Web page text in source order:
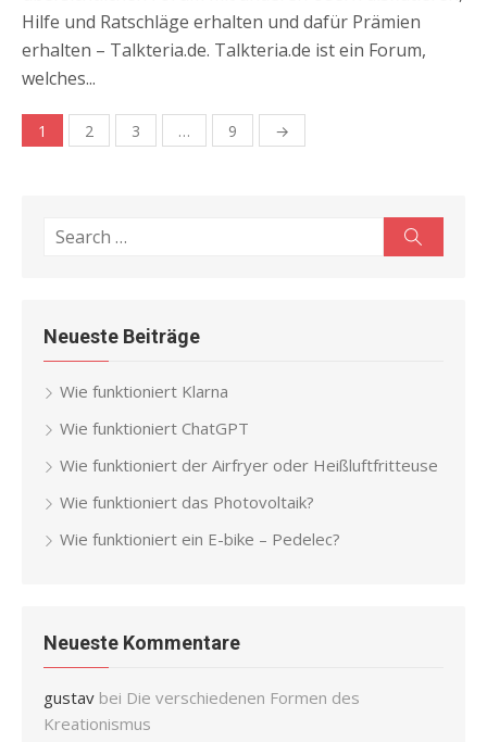
Hilfe und Ratschläge erhalten und dafür Prämien
erhalten – Talkteria.de. Talkteria.de ist ein Forum,
welches...
Beitragsnavigation
1 2 3 … 9 →
Search
Neueste Beiträge
Wie funktioniert Klarna
Wie funktioniert ChatGPT
Wie funktioniert der Airfryer oder Heißluftfritteuse
Wie funktioniert das Photovoltaik?
Wie funktioniert ein E-bike – Pedelec?
Neueste Kommentare
gustav bei Die verschiedenen Formen des
Kreationismus